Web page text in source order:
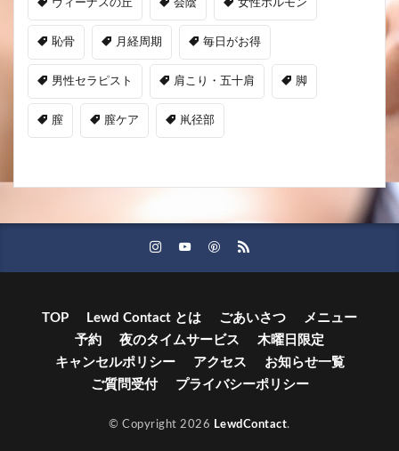
ヴィーナスの丘 会陰 女性ホルモン
恥骨 月経周期 毎日がお得
男性セラピスト 肩こり・五十肩 脚
膣 膣ケア 鼡径部
TOP Lewd Contact とは ごあいさつ
メニュー
予約
夜のタイムサービス
木曜日限定
キャンセルポリシー
アクセス
お知らせ一覧
ご質問受付
プライバシーポリシー
© Copyright 2026 LewdContact.